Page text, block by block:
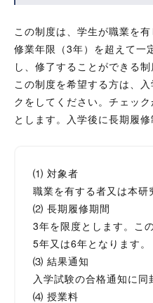
この制度は、学生が職業を
修業年限（3年）を超えて一
し、修了することができる制
この制度を希望する方は、
クをしてください。チェッ
とします。入学後に長期履
⑴ 対象者
職業を有する者又は本
⑵ 長期履修期間
3年を限度とします。こ
5年又は6年となります。
⑶ 結果通知
入学試験の合格通知に同
⑷ 授業料